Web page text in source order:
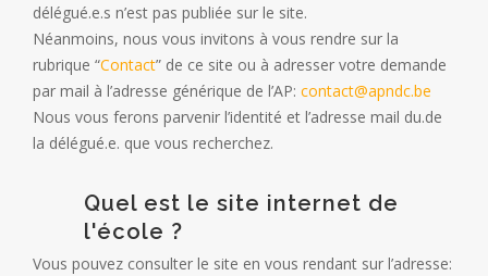
délégué.e.s n’est pas publiée sur le site.
Néanmoins, nous vous invitons à vous rendre sur la
rubrique “Contact” de ce site ou à adresser votre demande
par mail à l’adresse générique de l’AP: contact@apndc.be
Nous vous ferons parvenir l’identité et l’adresse mail du.de
la délégué.e. que vous recherchez.
Quel est le site internet de
l'école ?
Vous pouvez consulter le site en vous rendant sur l’adresse: